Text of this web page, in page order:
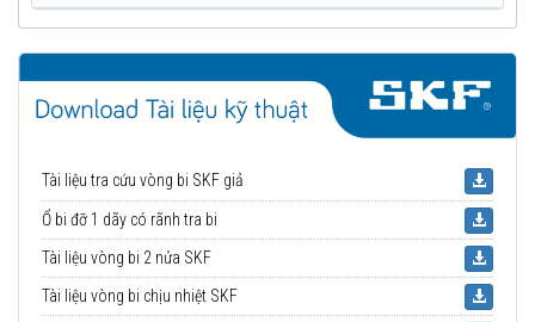
Tài liệu tra cứu vòng bi SKF giả
Ổ bi đỡ 1 dãy có rãnh tra bi
Tài liệu vòng bi 2 nửa SKF
Tài liệu vòng bi chịu nhiệt SKF